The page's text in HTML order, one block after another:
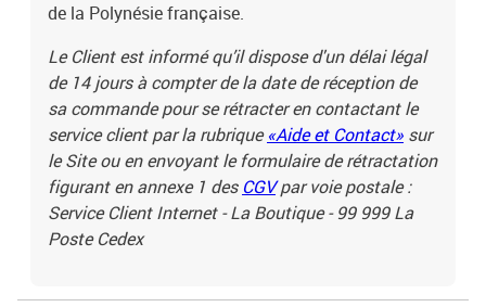
de la Polynésie française.
Le Client est informé qu’il dispose d'un délai légal
de 14 jours à compter de la date de réception de
sa commande pour se rétracter en contactant le
service client par la rubrique«Aide et Contact» sur
le Site ou en envoyant le formulaire de rétractation
figurant en annexe 1 des CGVpar voie postale :
Service Client Internet - La Boutique - 99 999 La
Poste Cedex